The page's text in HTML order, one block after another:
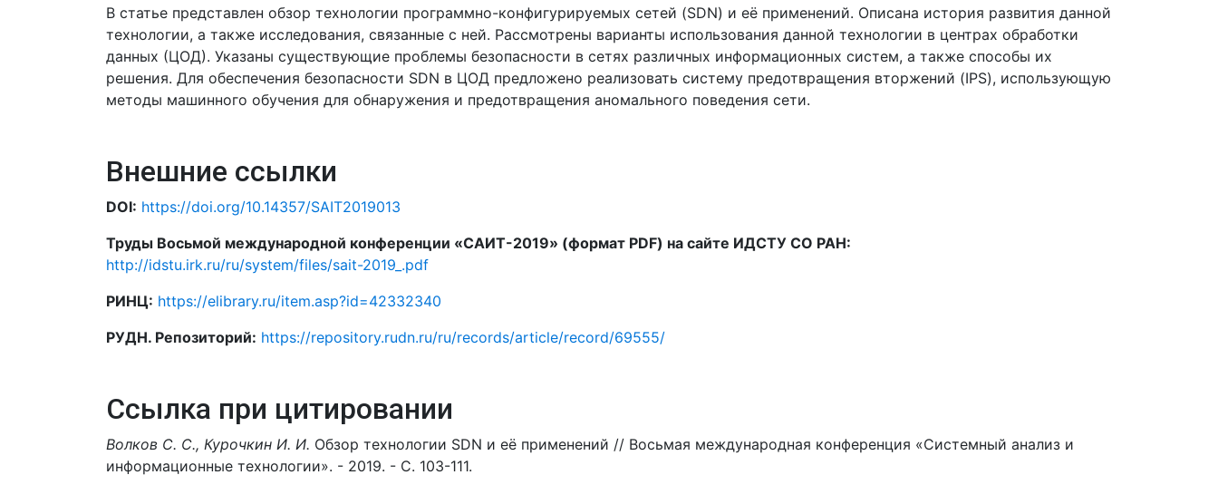
В статье представлен обзор технологии программно-конфигурируемых сетей (SDN) и её применений. Описана история развития данной
технологии, а также исследования, связанные с ней. Рассмотрены варианты использования данной технологии в центрах обработки
данных (ЦОД). Указаны существующие проблемы безопасности в сетях различных информационных систем, а также способы их
решения. Для обеспечения безопасности SDN в ЦОД предложено реализовать систему предотвращения вторжений (IPS), использующую
методы машинного обучения для обнаружения и предотвращения аномального поведения сети.
Внешние ссылки
DOI: https://doi.org/10.14357/SAIT2019013
Труды Восьмой международной конференции «САИТ-2019» (формат PDF) на сайте ИДСТУ СО РАН:
http://idstu.irk.ru/ru/system/files/sait-2019_.pdf
РИНЦ: https://elibrary.ru/item.asp?id=42332340
РУДН. Репозиторий: https://repository.rudn.ru/ru/records/article/record/69555/
Ссылка при цитировании
Волков С. С., Курочкин И. И. Обзор технологии SDN и её применений // Восьмая международная конференция «Системный анализ и
информационные технологии». - 2019. - С. 103-111.